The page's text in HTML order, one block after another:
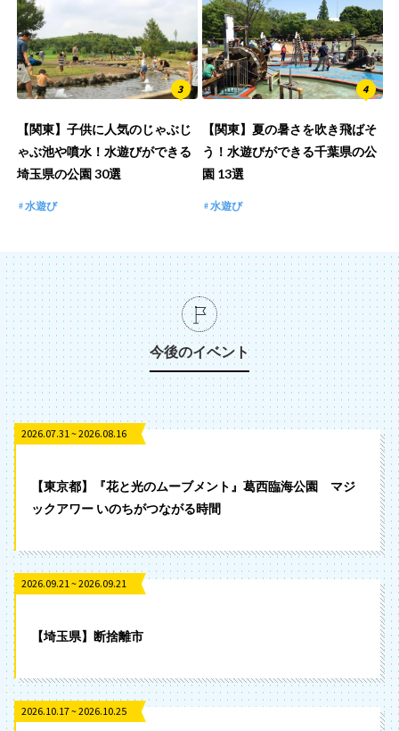
【関東】子供に人気のじゃぶじ
ゃぶ池や噴水！水遊びができる
埼玉県の公園 30選
水遊び
【関東】夏の暑さを吹き飛ばそ
う！水遊びができる千葉県の公
園 13選
水遊び
今後のイベント
2026.07.31 ~ 2026.08.16
【東京都】『花と光のムーブメント』葛西臨海公園 マジ
ックアワー いのちがつながる時間
2026.09.21 ~ 2026.09.21
【埼玉県】断捨離市
2026.10.17 ~ 2026.10.25